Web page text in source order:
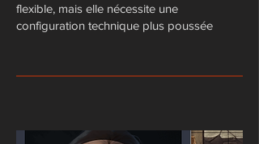
flexible, mais elle nécessite une
configuration technique plus poussée​